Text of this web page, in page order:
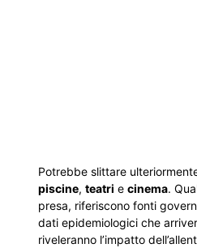
Potrebbe slittare
piscine, teatri e cinema.
presa, riferiscono fonti
dati epidemiologici che
riveleranno l’impatto